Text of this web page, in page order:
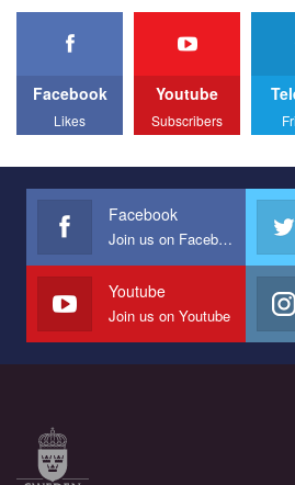
We appeal to your support and ask to
All you have to do is to press "Like"
Эмоционально сильный ролик от
представляющий программу
Мы просим вас поддержать нас и
наш план по борьбе с насилием и
СОГИ в Украине.
Все, что вам нужно сделать - это
Facebook
Likes
Youtube
Subscribers
Facebook
Join us on Facebook
Youtube
Join us on Youtube